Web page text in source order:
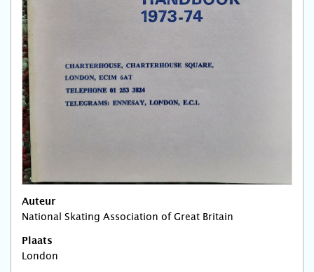
Auteur
National Skating Association of Great Britain
Plaats
London